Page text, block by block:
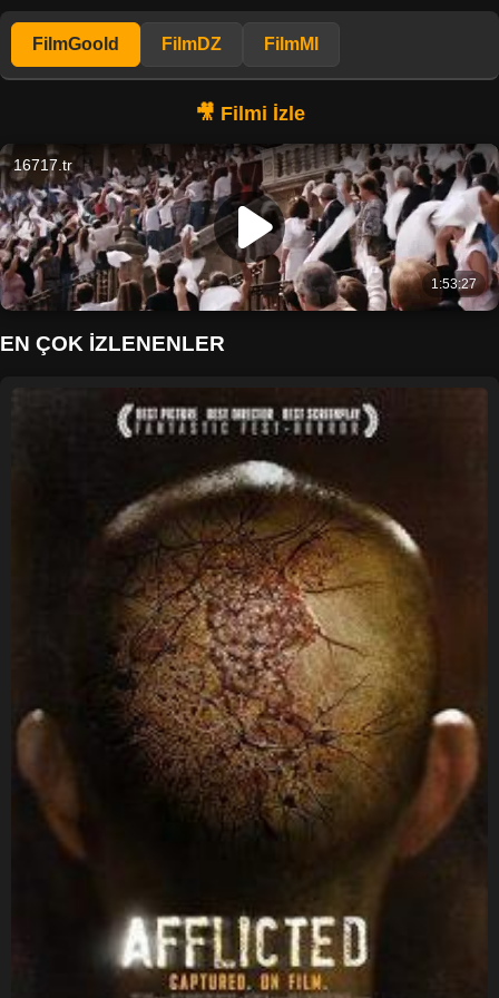
FilmGoold FilmDZ FilmMl
EN ÇOK İZLENENLER